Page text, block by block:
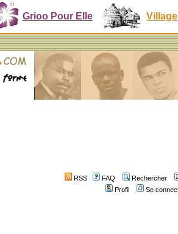
Grioo Pour Elle Village
RSS FAQ
Rechercher
Profil
Se